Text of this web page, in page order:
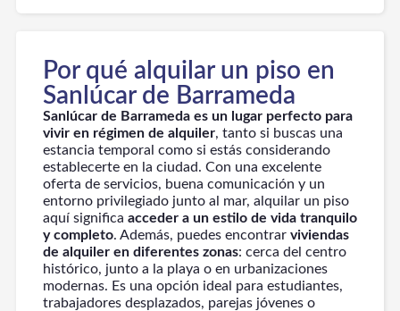
Por qué alquilar un piso en
Sanlúcar de Barrameda
Sanlúcar de Barrameda es un lugar perfecto para
vivir en régimen de alquiler, tanto si buscas una
estancia temporal como si estás considerando
establecerte en la ciudad. Con una excelente
oferta de servicios, buena comunicación y un
entorno privilegiado junto al mar, alquilar un piso
aquí significa acceder a un estilo de vida tranquilo
y completo. Además, puedes encontrar viviendas
de alquiler en diferentes zonas: cerca del centro
histórico, junto a la playa o en urbanizaciones
modernas. Es una opción ideal para estudiantes,
trabajadores desplazados, parejas jóvenes o